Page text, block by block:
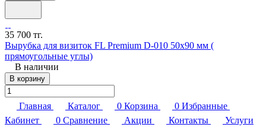
35 700 тг.
Вырубка для визиток FL Premium D-010 50х90 мм (
прямоугольные углы)
В наличии
В корзину
Главная Каталог 0 Корзина 0 Избранные
Кабинет
0 Сравнение Акции Контакты
Услуги